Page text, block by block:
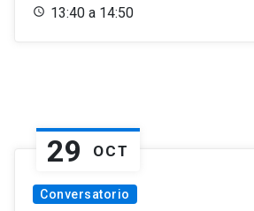
13:40 a 14:50
29 OCT
Conversatorio